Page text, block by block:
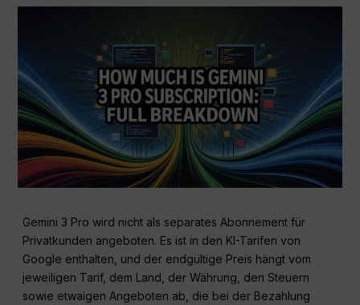
Gemini 3 Pro wird nicht als separates Abonnement für
Privatkunden angeboten. Es ist in den KI-Tarifen von
Google enthalten, und der endgültige Preis hängt vom
jeweiligen Tarif, dem Land, der Währung, den Steuern
sowie etwaigen Angeboten ab, die bei der Bezahlung